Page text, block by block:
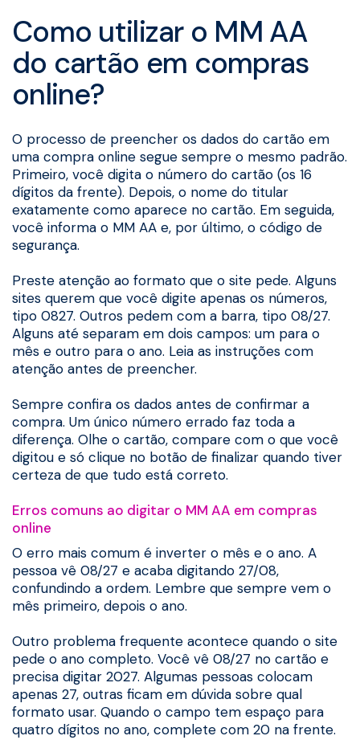
Como utilizar o MM AA
do cartão em compras
online?
O processo de preencher os dados do cartão em
uma compra online segue sempre o mesmo padrão.
Primeiro, você digita o número do cartão (os 16
dígitos da frente). Depois, o nome do titular
exatamente como aparece no cartão. Em seguida,
você informa o MM AA e, por último, o código de
segurança.
Preste atenção ao formato que o site pede. Alguns
sites querem que você digite apenas os números,
tipo 0827. Outros pedem com a barra, tipo 08/27.
Alguns até separam em dois campos: um para o
mês e outro para o ano. Leia as instruções com
atenção antes de preencher.
Sempre confira os dados antes de confirmar a
compra. Um único número errado faz toda a
diferença. Olhe o cartão, compare com o que você
digitou e só clique no botão de finalizar quando tiver
certeza de que tudo está correto.
Erros comuns ao digitar o MM AA em compras
online
O erro mais comum é inverter o mês e o ano. A
pessoa vê 08/27 e acaba digitando 27/08,
confundindo a ordem. Lembre que sempre vem o
mês primeiro, depois o ano.
Outro problema frequente acontece quando o site
pede o ano completo. Você vê 08/27 no cartão e
precisa digitar 2027. Algumas pessoas colocam
apenas 27, outras ficam em dúvida sobre qual
formato usar. Quando o campo tem espaço para
quatro dígitos no ano, complete com 20 na frente.